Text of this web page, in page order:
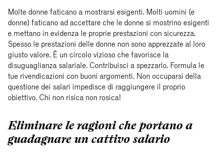
Molte donne faticano a mostrarsi esigenti. Molti uomini (e
donne) faticano ad accettare che le donne si mostrino esigenti
e mettano in evidenza le proprie prestazioni con sicurezza.
Spesso le prestazioni delle donne non sono apprezzate al loro
giusto valore. È un circolo vizioso che favorisce la
disuguaglianza salariale. Contribuisci a spezzarlo. Formula le
tue rivendicazioni con buoni argomenti. Non occuparsi della
questione dei salari impedisce di raggiungere il proprio
obiettivo. Chi non risica non rosica!
Eliminare le ragioni che portano a
guadagnare un cattivo salario